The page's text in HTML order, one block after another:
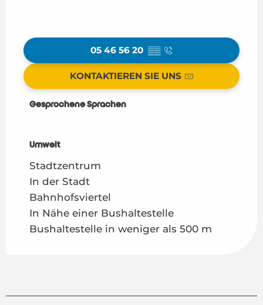
05 46 56 20 ▒▒
KONTAKTIEREN SIE UNS
Gesprochene Sprachen
Gesprochene Sprachen
Umwelt
Umwelt
Stadtzentrum
In der Stadt
Bahnhofsviertel
In Nähe einer Bushaltestelle
Bushaltestelle in weniger als 500 m